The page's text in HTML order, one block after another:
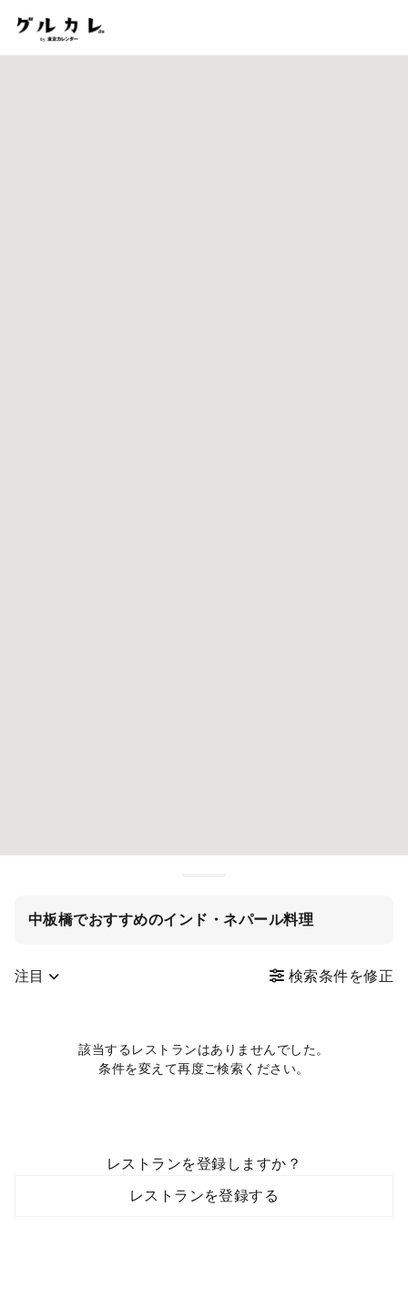
中板橋でおすすめのインド・ネパール料理
注目 検索条件を修正
該当するレストランはありませんでした。
条件を変えて再度ご検索ください。
レストランを登録しますか？
レストランを登録する